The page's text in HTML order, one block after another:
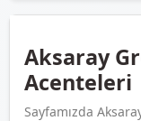
Aksaray
Acenteleri
Sayfamızda